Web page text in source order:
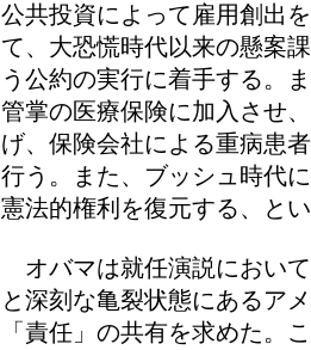
公共投資によって雇用創出
て、大恐慌時代以来の懸案
う公約の実行に着手する。
管掌の医療保険に加入させ
げ、保険会社による重病患
行う。また、ブッシュ時代
憲法的権利を復元する、と
オバマは就任演説におい
と深刻な亀裂状態にあるア
「責任」の共有を求めた。